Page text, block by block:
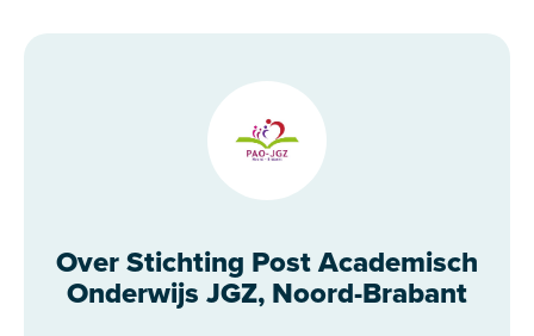
Over Stichting Post Academisch
Onderwijs JGZ, Noord-Brabant